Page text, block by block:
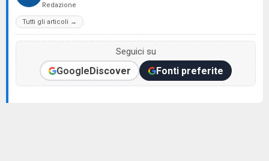
Redazione
Tutti gli articoli →
Seguici su
GoogleDiscover Fonti preferite